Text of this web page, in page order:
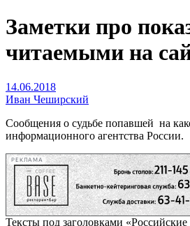
Заметки про
читаемыми на
14.06.2018
Иван Чеширский
Сообщения о судьбе попавшей на
информационного агентства России.
РЕКЛАМА
Тексты под заголовками